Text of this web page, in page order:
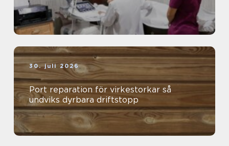
30. juli 2026
Port reparation för virkestorkar så
undviks dyrbara driftstopp